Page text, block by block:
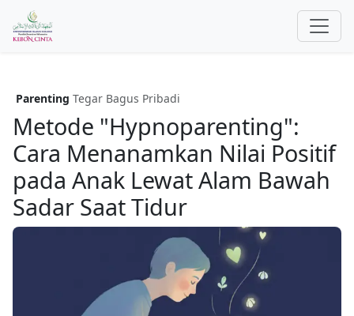
Parenting Tegar Bagus Pribadi
Metode "Hypnoparenting":
Cara Menanamkan Nilai Positif
pada Anak Lewat Alam Bawah
Sadar Saat Tidur